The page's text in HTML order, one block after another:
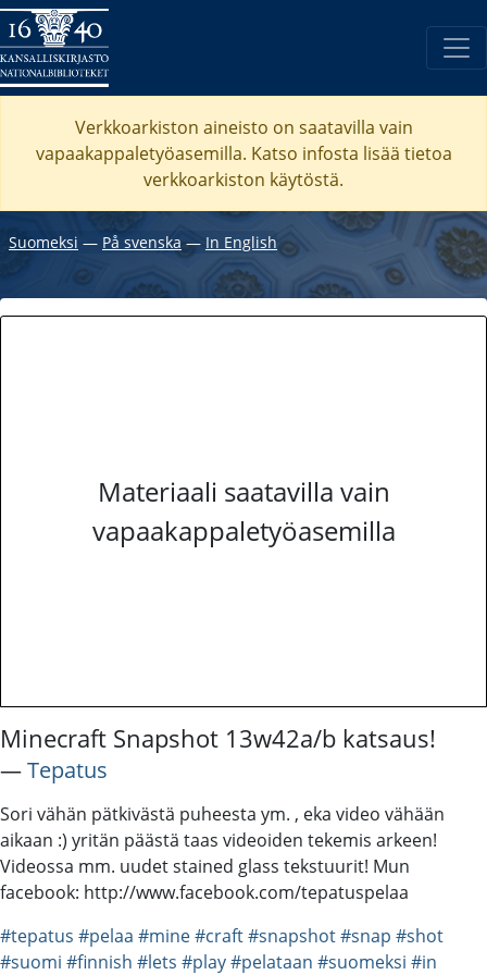
Verkkoarkiston aineisto on saatavilla vain
vapaakappaletyöasemilla. Katso infosta lisää tietoa
verkkoarkiston käytöstä.
Suomeksi ― På svenska― In English
Materiaali saatavilla vain
vapaakappaletyöasemilla
Minecraft Snapshot 13w42a/b katsaus!
―Tepatus
Sori vähän pätkivästä puheesta ym. , eka video vähään
aikaan :) yritän päästä taas videoiden tekemis arkeen!
Videossa mm. uudet stained glass tekstuurit! Mun
facebook: http://www.facebook.com/tepatuspelaa
#tepatus #pelaa #mine#craft#snapshot#snap #shot
#suomi #finnish #lets #play#pelataan #suomeksi #in